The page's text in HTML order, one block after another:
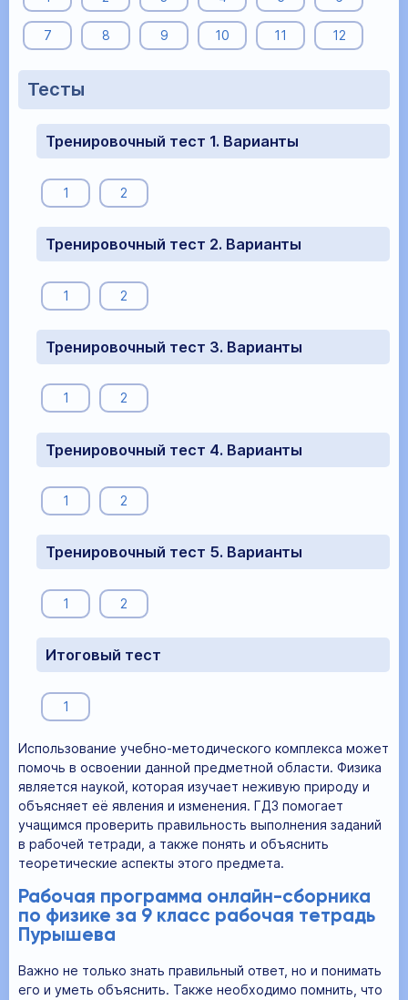
7 8 9 10 11 12
Тесты
Тренировочный тест 1. Варианты
1 2
Тренировочный тест 2. Варианты
1 2
Тренировочный тест 3. Варианты
1 2
Тренировочный тест 4. Варианты
1 2
Тренировочный тест 5. Варианты
1 2
Итоговый тест
1
Использование учебно-методического комплекса может
помочь в освоении данной предметной области. Физика
является наукой, которая изучает неживую природу и
объясняет её явления и изменения. ГДЗ помогает
учащимся проверить правильность выполнения заданий
в рабочей тетради, а также понять и объяснить
теоретические аспекты этого предмета.
Рабочая программа онлайн-сборника
по физике за 9 класс рабочая тетрадь
Пурышева
Важно не только знать правильный ответ, но и понимать
его и уметь объяснить. Также необходимо помнить, что